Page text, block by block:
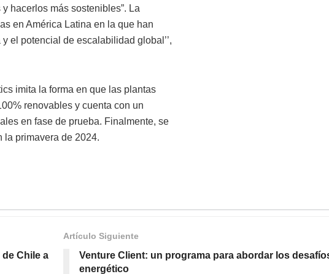
hacerlos más sostenibles”. La
en América Latina en la que han
el potencial de escalabilidad global’’,
imita la forma en que las plantas
renovables y cuenta con un
en fase de prueba. Finalmente, se
la primavera de 2024.
Chile a
Artículo Siguiente
Venture Client: un programa para abordar los
energético